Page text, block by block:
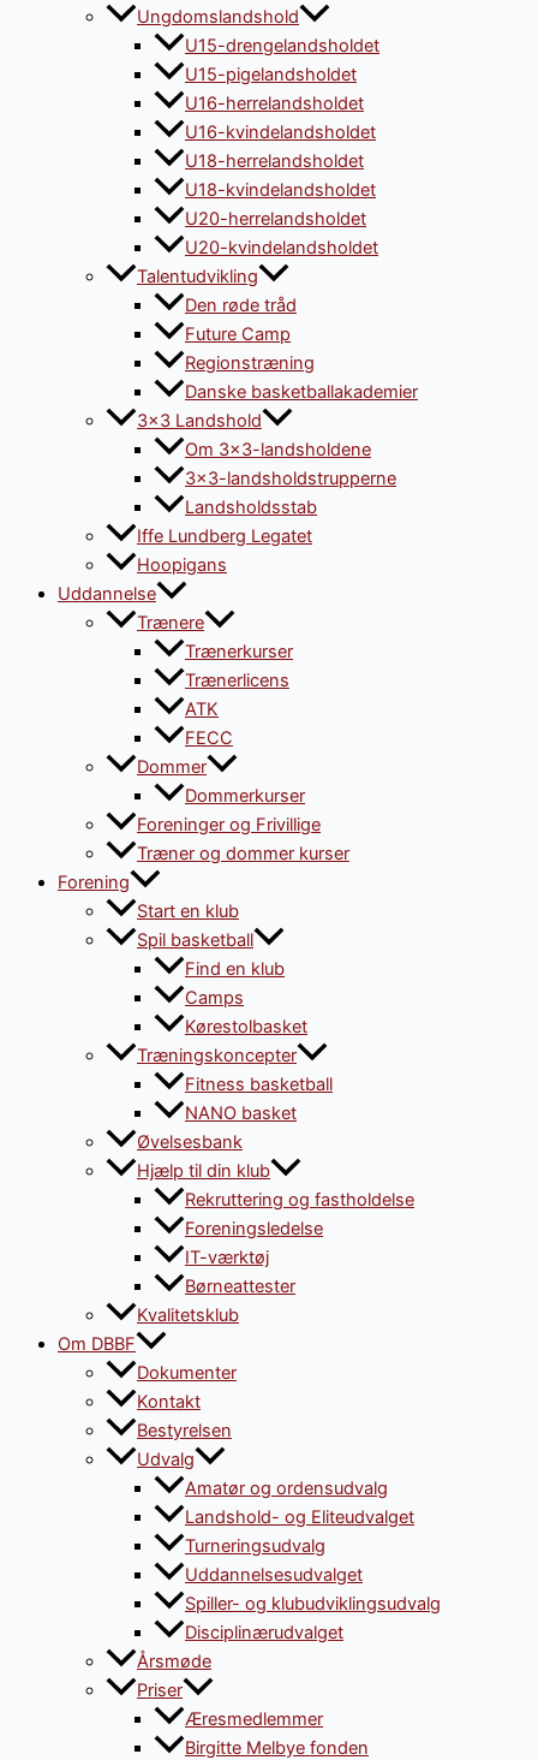
Ungdomslandshold
U15-drengelandsholdet
U15-pigelandsholdet
U16-herrelandsholdet
U16-kvindelandsholdet
U18-herrelandsholdet
U18-kvindelandsholdet
U20-herrelandsholdet
U20-kvindelandsholdet
Talentudvikling
Den røde tråd
Future Camp
Regionstræning
Danske basketballakademier
3×3 Landshold
Om 3×3-landsholdene
3×3-landsholdstrupperne
Landsholdsstab
Iffe Lundberg Legatet
Hoopigans
Uddannelse
Trænere
Trænerkurser
Trænerlicens
ATK
FECC
Dommer
Dommerkurser
Foreninger og Frivillige
Træner og dommer kurser
Forening
Start en klub
Spil basketball
Find en klub
Camps
Kørestolbasket
Træningskoncepter
Fitness basketball
NANO basket
Øvelsesbank
Hjælp til din klub
Rekruttering og fastholdelse
Foreningsledelse
IT-værktøj
Børneattester
Kvalitetsklub
Om DBBF
Dokumenter
Kontakt
Bestyrelsen
Udvalg
Amatør og ordensudvalg
Landshold- og Eliteudvalget
Turneringsudvalg
Uddannelsesudvalget
Spiller- og klubudviklingsudvalg
Disciplinærudvalget
Årsmøde
Priser
Æresmedlemmer
Birgitte Melbye fonden